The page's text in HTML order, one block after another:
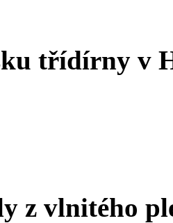
třídírny v
z vlnitého